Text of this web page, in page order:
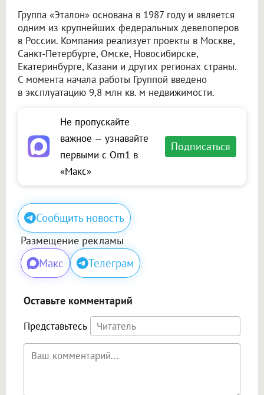
Группа «Эталон» основана в 1987 году и является
одним из крупнейших федеральных девелоперов
в России. Компания реализует проекты в Москве,
Санкт-Петербурге, Омске, Новосибирске,
Екатеринбурге, Казани и других регионах страны.
С момента начала работы Группой введено
в эксплуатацию 9,8 млн кв. м недвижимости.
Не пропускайте
важное — узнавайте
первыми с Om1 в
«Макс»
Подписаться
Сообщить новость
Размещение рекламы
Макс Телеграм
Оставьте комментарий
Представьтесь